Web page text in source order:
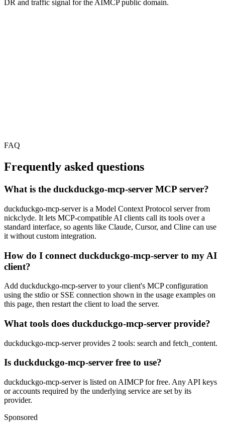
DR and traffic signal for the AIMCP public domain.
FAQ
Frequently asked questions
What is the duckduckgo-mcp-server MCP server?
duckduckgo-mcp-server is a Model Context Protocol server from
nickclyde. It lets MCP-compatible AI clients call its tools over a
standard interface, so agents like Claude, Cursor, and Cline can use
it without custom integration.
How do I connect duckduckgo-mcp-server to my AI
client?
Add duckduckgo-mcp-server to your client's MCP configuration
using the stdio or SSE connection shown in the usage examples on
this page, then restart the client to load the server.
What tools does duckduckgo-mcp-server provide?
duckduckgo-mcp-server provides 2 tools: search and fetch_content.
Is duckduckgo-mcp-server free to use?
duckduckgo-mcp-server is listed on AIMCP for free. Any API keys
or accounts required by the underlying service are set by its
provider.
Sponsored